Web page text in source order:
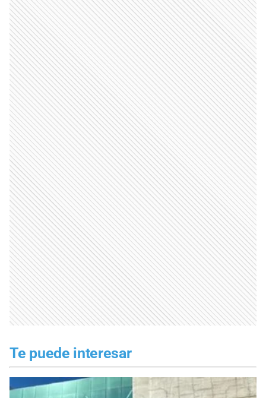
Te puede interesar